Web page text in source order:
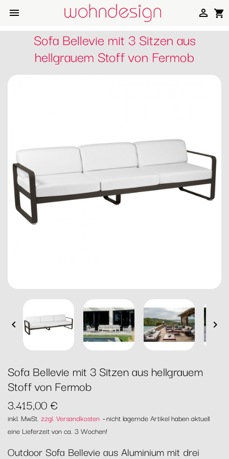
 shopping_cart

Sofa Bellevie mit 3 Sitzen aus
hellgrauem Stoff von Fermob
 
Sofa Bellevie mit 3 Sitzen aus hellgrauem
Stoff von Fermob
3.415,00 €
inkl. MwSt. zzgl. Versandkosten nicht lagernde Artikel haben aktuell
eine Lieferzeit von ca. 3 Wochen!
Outdoor Sofa Bellevie aus Aluminium mit drei